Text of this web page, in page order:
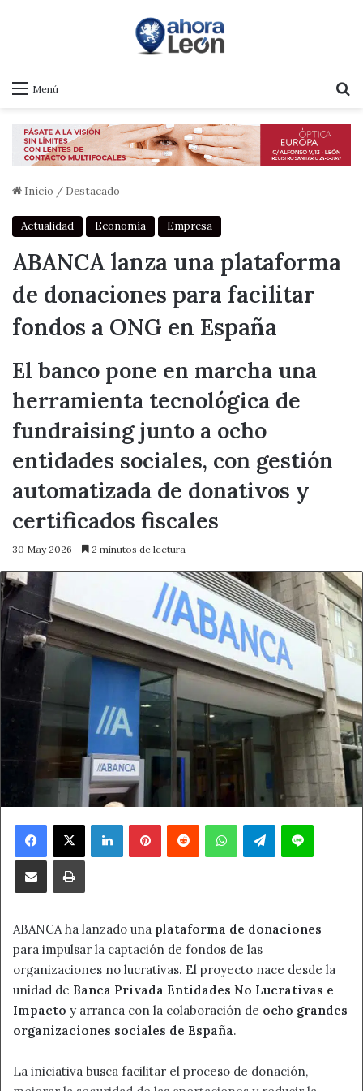
Menú
Inicio / Destacado
Actualidad Economía Empresa
ABANCA lanza una plataforma
de donaciones para facilitar
fondos a ONG en España
El banco pone en marcha una
herramienta tecnológica de
fundraising junto a ocho
entidades sociales, con gestión
automatizada de donativos y
certificados fiscales
30 May 2026 2 minutos de lectura
Facebook
X LinkedInPinterestReddit WhatsAppTelegramLine
Compartir por correo electrónicoImprimir
ABANCA ha lanzado una plataforma de donaciones
para impulsar la captación de fondos de las
organizaciones no lucrativas. El proyecto nace desde la
unidad de Banca Privada Entidades No Lucrativas e
Impacto y arranca con la colaboración de ocho grandes
organizaciones sociales de España.
La iniciativa busca facilitar el proceso de donación,